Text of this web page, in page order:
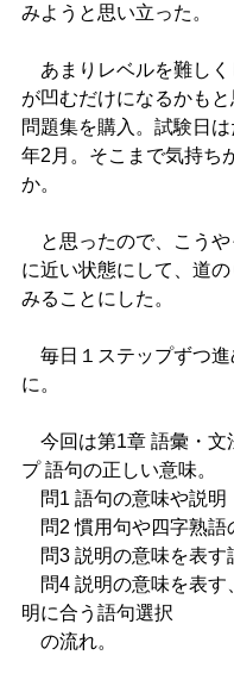
みようと思い立った。
あまりレベルを難しく
が凹むだけになるかも
問題集を購入。試験日
年2月。そこまで気持ち
か。
と思ったので、こうや
に近い状態にして、道
みることにした。
毎日１ステップずつ進
に。
今回は第1章 語彙・文
プ 語句の正しい意味。
問1 語句の意味や説明
問2 慣用句や四字熟語
問3 説明の意味を表
問4 説明の意味を表す
明に合う語句選択
の流れ。